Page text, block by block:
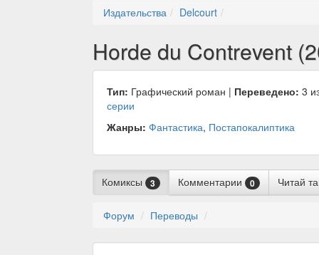
Издательства Delcourt
Horde du Contrevent
Тип: Графический роман | Переведено: 3
серии
Жанры: Фантастика, Постапокалиптика
Комиксы 3 Комментарии 0 Читай
Форум Переводы